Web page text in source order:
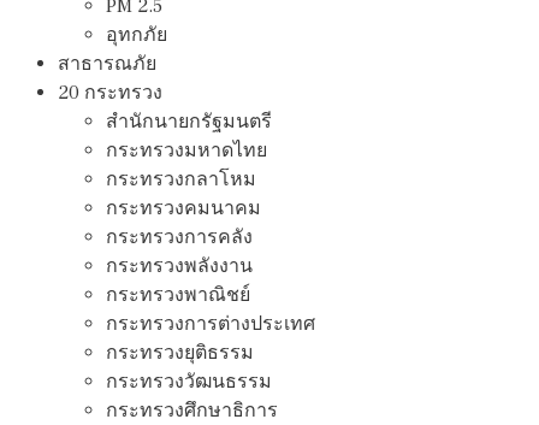
PM 2.5
อุทกภัย
สาธารณภัย
20 กระทรวง
สํานักนายกรัฐมนตรี
กระทรวงมหาดไทย
กระทรวงกลาโหม
กระทรวงคมนาคม
กระทรวงการคลัง
กระทรวงพลังงาน
กระทรวงพาณิชย์
กระทรวงการต่างประเทศ
กระทรวงยุติธรรม
กระทรวงวัฒนธรรม
กระทรวงศึกษาธิการ